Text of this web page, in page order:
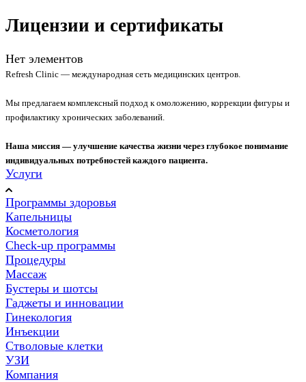
Лицензии и сертификаты
Нет элементов
Refresh Clinic — международная сеть медицинских центров.
Мы предлагаем комплексный подход к омоложению, коррекции фигуры и
профилактику хронических заболеваний.
Наша миссия — улучшение качества жизни через глубокое понимание
индивидуальных потребностей каждого пациента.
Услуги
Программы здоровья
Капельницы
Косметология
Check-up программы
Процедуры
Массаж
Бустеры и шотсы
Гаджеты и инновации
Гинекология
Инъекции
Стволовые клетки
УЗИ
Компания